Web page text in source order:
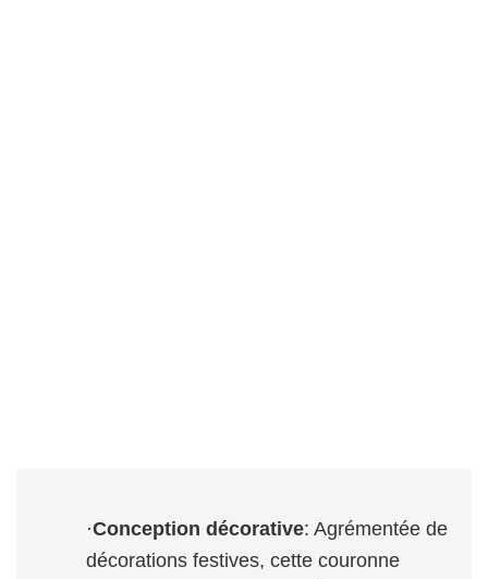
·Conception décorative: Agrémentée de
décorations festives, cette couronne